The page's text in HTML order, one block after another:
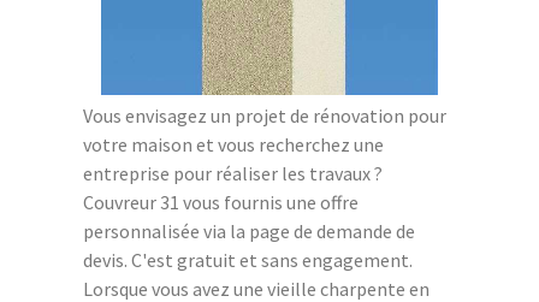
Vous envisagez un projet de rénovation pour
votre maison et vous recherchez une
entreprise pour réaliser les travaux ?
Couvreur 31 vous fournis une offre
personnalisée via la page de demande de
devis. C'est gratuit et sans engagement.
Lorsque vous avez une vieille charpente en